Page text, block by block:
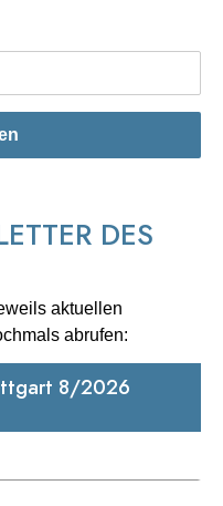
DES
aktuellen
abrufen:
8/2026